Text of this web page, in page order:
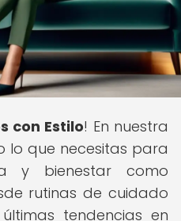
con Estilo! En nuestra
lo que necesitas para
y bienestar como
rutinas de cuidado
tendencias en